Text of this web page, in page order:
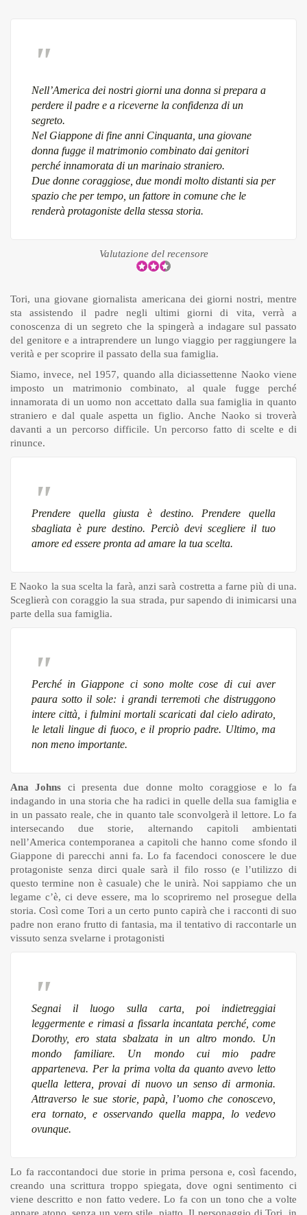
Nell’America dei nostri giorni una donna si prepara a
perdere il padre e a riceverne la confidenza di un
segreto.
Nel Giappone di fine anni Cinquanta, una giovane
donna fugge il matrimonio combinato dai genitori
perché innamorata di un marinaio straniero.
Due donne coraggiose, due mondi molto distanti sia per
spazio che per tempo, un fattore in comune che le
renderà protagoniste della stessa storia.
Valutazione del recensore
Tori, una giovane giornalista americana dei giorni nostri, mentre
sta assistendo il padre negli ultimi giorni di vita, verrà a
conoscenza di un segreto che la spingerà a indagare sul passato
del genitore e a intraprendere un lungo viaggio per raggiungere la
verità e per scoprire il passato della sua famiglia.
Siamo, invece, nel 1957, quando alla diciassettenne Naoko viene
imposto un matrimonio combinato, al quale fugge perché
innamorata di un uomo non accettato dalla sua famiglia in quanto
straniero e dal quale aspetta un figlio. Anche Naoko si troverà
davanti a un percorso difficile. Un percorso fatto di scelte e di
rinunce.
Prendere quella giusta è destino. Prendere quella
sbagliata è pure destino. Perciò devi scegliere il tuo
amore ed essere pronta ad amare la tua scelta.
E Naoko la sua scelta la farà, anzi sarà costretta a farne più di una.
Sceglierà con coraggio la sua strada, pur sapendo di inimicarsi una
parte della sua famiglia.
Perché in Giappone ci sono molte cose di cui aver
paura sotto il sole: i grandi terremoti che distruggono
intere città, i fulmini mortali scaricati dal cielo adirato,
le letali lingue di fuoco, e il proprio padre. Ultimo, ma
non meno importante.
Ana Johns ci presenta due donne molto coraggiose e lo fa
indagando in una storia che ha radici in quelle della sua famiglia e
in un passato reale, che in quanto tale sconvolgerà il lettore. Lo fa
intersecando due storie, alternando capitoli ambientati
nell’America contemporanea a capitoli che hanno come sfondo il
Giappone di parecchi anni fa. Lo fa facendoci conoscere le due
protagoniste senza dirci quale sarà il filo rosso (e l’utilizzo di
questo termine non è casuale) che le unirà. Noi sappiamo che un
legame c’è, ci deve essere, ma lo scopriremo nel prosegue della
storia. Così come Tori a un certo punto capirà che i racconti di suo
padre non erano frutto di fantasia, ma il tentativo di raccontarle un
vissuto senza svelarne i protagonisti
Segnai il luogo sulla carta, poi indietreggiai
leggermente e rimasi a fissarla incantata perché, come
Dorothy, ero stata sbalzata in un altro mondo. Un
mondo familiare. Un mondo cui mio padre
apparteneva. Per la prima volta da quanto avevo letto
quella lettera, provai di nuovo un senso di armonia.
Attraverso le sue storie, papà, l’uomo che conoscevo,
era tornato, e osservando quella mappa, lo vedevo
ovunque.
Lo fa raccontandoci due storie in prima persona e, così facendo,
creando una scrittura troppo spiegata, dove ogni sentimento ci
viene descritto e non fatto vedere. Lo fa con un tono che a volte